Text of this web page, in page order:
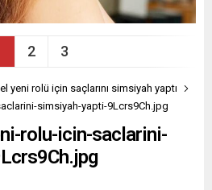
2 3
yeni rolü için saçlarını simsiyah yaptı
simsiyah-yapti-9Lcrs9Ch.jpg
rolu-icin-saclarini-